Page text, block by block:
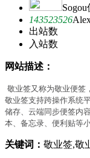
Sogou
143523526
出站数
入站数
网站描述：
敬业签又称为敬业便签
敬业签支持跨操作系统
储存、云端同步便签内
本、备忘录、便利贴等小
关键词： 敬业签,敬